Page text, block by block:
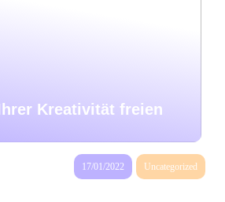
Kreativität freien
17/01/2022 Uncategorized